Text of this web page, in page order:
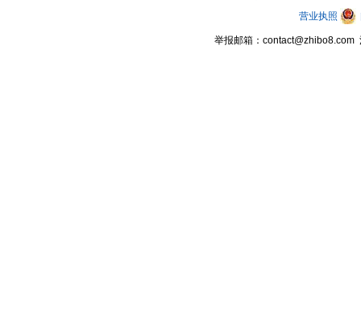
营业执照
举报邮箱：